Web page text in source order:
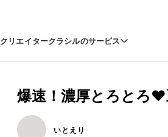
クリエイタークラシルのサービス
爆速！濃厚とろとろ
いとえり